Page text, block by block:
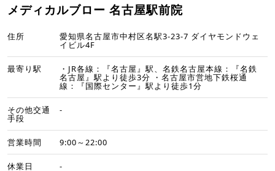
メディカルブロー 名古屋駅前院
住所 愛知県名古屋市中村区名駅3-23-7 ダイヤモンドウェ
イビル4F
最寄り駅 ・JR各線：『名古屋』駅、名鉄名古屋本線：『名鉄
名古屋』駅より徒歩3分 ・名古屋市営地下鉄桜通
線：『国際センター』駅より徒歩1分
その他交通
手段
-
営業時間 9:00～22:00
休業日 -